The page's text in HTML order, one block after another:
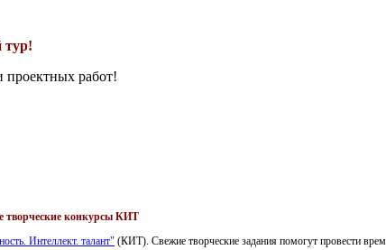
тур!
проектных работ!
творческие конкурсы КИТ
Интеллект. талант" (КИТ). Свежие творческие задания помогут провести